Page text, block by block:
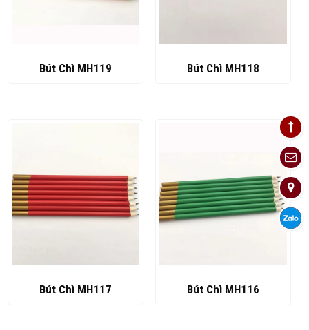
Bút Chì MH119 Bút Chì MH118
Bút Chì MH117 Bút Chì MH116